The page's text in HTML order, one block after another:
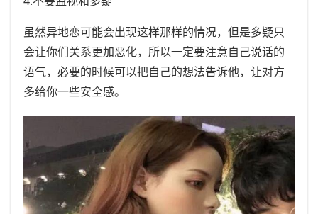
虽然异地恋可能会出现这样那样的情况，但是多疑只
会让你们关系更加恶化，所以一定要注意自己说话的
语气，必要的时候可以把自己的想法告诉他，让对方
多给你一些安全感。